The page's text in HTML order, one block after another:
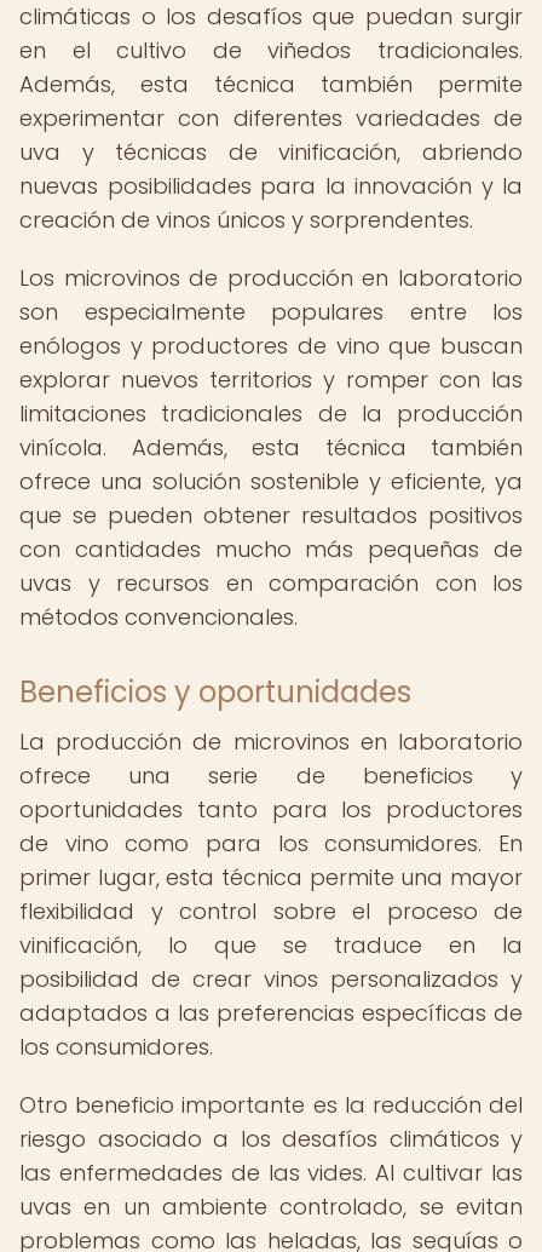
climáticas o los desafíos que puedan surgir
en el cultivo de viñedos tradicionales.
Además, esta técnica también permite
experimentar con diferentes variedades de
uva y técnicas de vinificación, abriendo
nuevas posibilidades para la innovación y la
creación de vinos únicos y sorprendentes.
Los microvinos de producción en laboratorio
son especialmente populares entre los
enólogos y productores de vino que buscan
explorar nuevos territorios y romper con las
limitaciones tradicionales de la producción
vinícola. Además, esta técnica también
ofrece una solución sostenible y eficiente, ya
que se pueden obtener resultados positivos
con cantidades mucho más pequeñas de
uvas y recursos en comparación con los
métodos convencionales.
Beneficios y oportunidades
La producción de microvinos en laboratorio
ofrece una serie de beneficios y
oportunidades tanto para los productores
de vino como para los consumidores. En
primer lugar, esta técnica permite una mayor
flexibilidad y control sobre el proceso de
vinificación, lo que se traduce en la
posibilidad de crear vinos personalizados y
adaptados a las preferencias específicas de
los consumidores.
Otro beneficio importante es la reducción del
riesgo asociado a los desafíos climáticos y
las enfermedades de las vides. Al cultivar las
uvas en un ambiente controlado, se evitan
problemas como las heladas, las sequías o